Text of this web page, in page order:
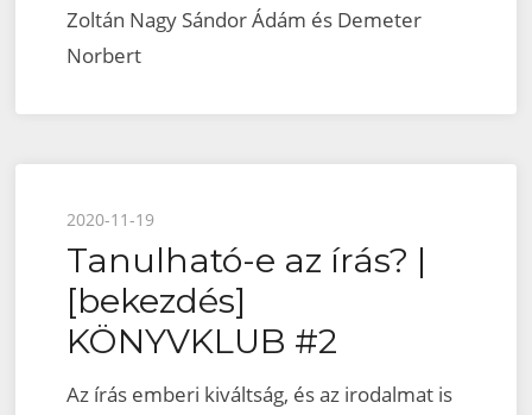
Zoltán Nagy Sándor Ádám és Demeter
Norbert
Posted
on
2020-11-19
Tanulható-e az írás? |
[bekezdés]
KÖNYVKLUB #2
Az írás emberi kiváltság, és az irodalmat is